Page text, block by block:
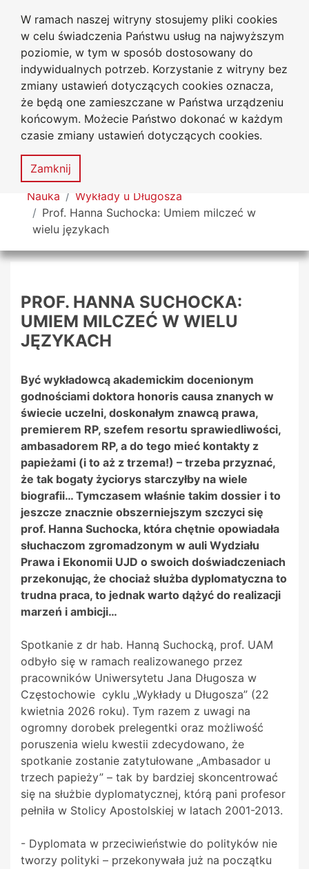
W ramach naszej witryny stosujemy pliki cookies
w celu świadczenia Państwu usług na najwyższym
poziomie, w tym w sposób dostosowany do
indywidualnych potrzeb. Korzystanie z witryny bez
zmiany ustawień dotyczących cookies oznacza,
że będą one zamieszczane w Państwa urządzeniu
końcowym. Możecie Państwo dokonać w każdym
czasie zmiany ustawień dotyczących cookies.
Zamknij
Przejdź do głównego menu
Przejdź do treści
Przejdź do wyszukiwarki
Przejdź do mapy serwisu
Uniwersytet
Jana Długosza w Częstochowie
Mapa
serwisu
MENU
Tutaj jesteś
Nauka
Wykłady u Długosza
Prof. Hanna Suchocka: Umiem milczeć w
wielu językach
PROF. HANNA SUCHOCKA:
UMIEM MILCZEĆ W WIELU
JĘZYKACH
Być wykładowcą akademickim docenionym
godnościami doktora honoris causa znanych w
świecie uczelni, doskonałym znawcą prawa,
premierem RP, szefem resortu sprawiedliwości,
ambasadorem RP, a do tego mieć kontakty z
papieżami (i to aż z trzema!) – trzeba przyznać,
że tak bogaty życiorys starczyłby na wiele
biografii… Tymczasem właśnie takim dossier i to
jeszcze znacznie obszerniejszym szczyci się
prof. Hanna Suchocka, która chętnie opowiadała
słuchaczom zgromadzonym w auli Wydziału
Prawa i Ekonomii UJD o swoich doświadczeniach
przekonując, że chociaż służba dyplomatyczna to
trudna praca, to jednak warto dążyć do realizacji
marzeń i ambicji…
Spotkanie z dr hab. Hanną Suchocką, prof. UAM
odbyło się w ramach realizowanego przez
pracowników Uniwersytetu Jana Długosza w
Częstochowie cyklu „Wykłady u Długosza” (22
kwietnia 2026 roku). Tym razem z uwagi na
ogromny dorobek prelegentki oraz możliwość
poruszenia wielu kwestii zdecydowano, że
spotkanie zostanie zatytułowane „Ambasador u
trzech papieży” – tak by bardziej skoncentrować
się na służbie dyplomatycznej, którą pani profesor
pełniła w Stolicy Apostolskiej w latach 2001-2013.
- Dyplomata w przeciwieństwie do polityków nie
tworzy polityki – przekonywała już na początku